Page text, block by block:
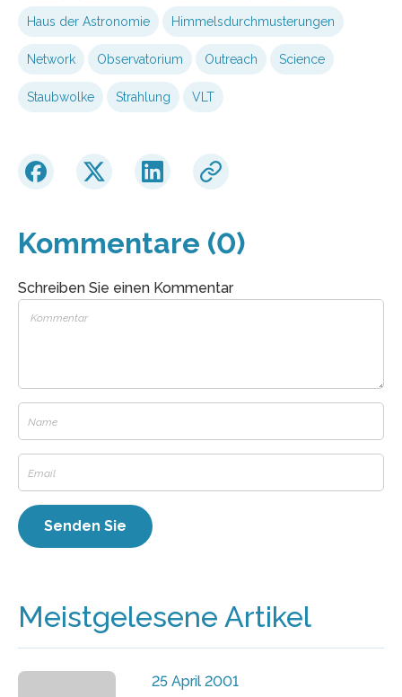
Haus der Astronomie Himmelsdurchmusterungen
Network Observatorium Outreach Science
Staubwolke Strahlung VLT
Kommentare (0)
Schreiben Sie einen Kommentar
Meistgelesene Artikel
25 April 2001